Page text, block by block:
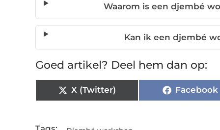
Waarom is een djembé
Kan ik een djembé
Goed artikel? Deel hem dan op:
X (Twitter) Facebook